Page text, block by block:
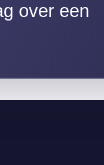
over een